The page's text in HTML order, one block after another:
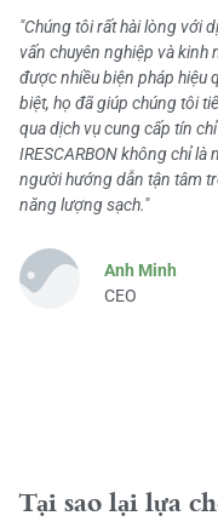
"Chúng tôi rất hài lòng với
vấn chuyên nghiệp và kinh
được nhiều biện pháp hiệu
biệt, họ đã giúp chúng tôi
qua dịch vụ cung cấp tín
IRESCARBON không chỉ
người hướng dẫn tận tâm
năng lượng sạch."
Anh Minh
CEO
Tại sao lại lựa